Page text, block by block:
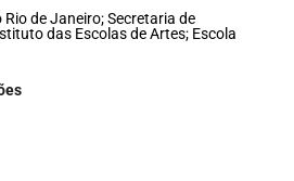
de Janeiro; Secretaria de
das Escolas de Artes; Escola